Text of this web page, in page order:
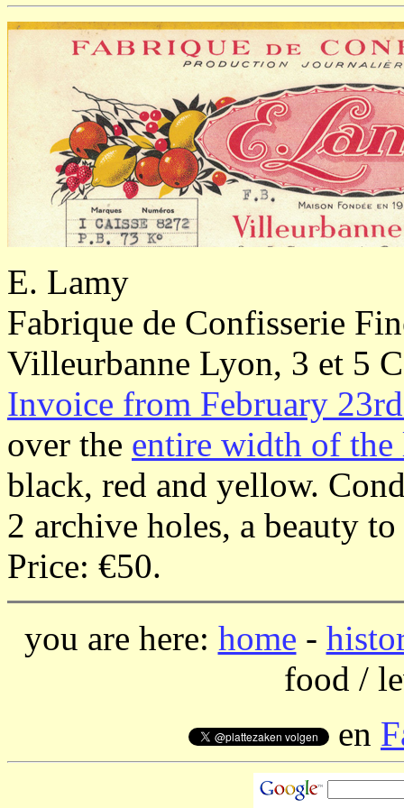
E. Lamy
Fabrique de Confisserie
Villeurbanne Lyon, 3 et 5
Invoice from February
over the entire width of the
black, red and yellow.
2 archive holes, a beauty
Price: €50.
you are here: home -
food /
en